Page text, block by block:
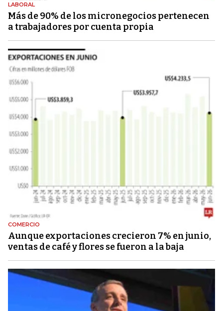
LABORAL
Más de 90% de los micronegocios pertenecen
a trabajadores por cuenta propia
COMERCIO
Aunque exportaciones crecieron 7% en junio,
ventas de café y flores se fueron a la baja